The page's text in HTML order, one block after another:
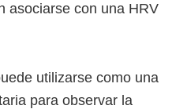
asociarse con una HRV
utilizarse como una
para observar la